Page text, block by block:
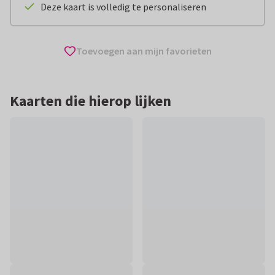
Deze kaart is volledig te personaliseren
Toevoegen aan mijn favorieten
Kaarten die hierop lijken